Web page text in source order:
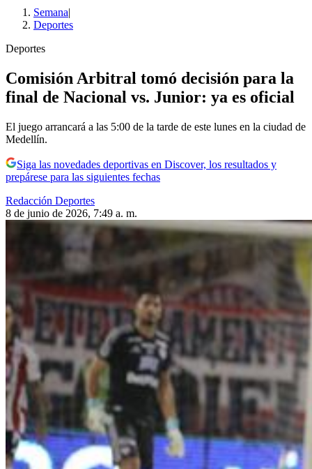
Semana|
Deportes
Deportes
Comisión Arbitral tomó decisión para la
final de Nacional vs. Junior: ya es oficial
El juego arrancará a las 5:00 de la tarde de este lunes en la ciudad de
Medellín.
Siga las novedades deportivas en Discover, los resultados y
prepárese para las siguientes fechas
Redacción Deportes
8 de junio de 2026, 7:49 a. m.